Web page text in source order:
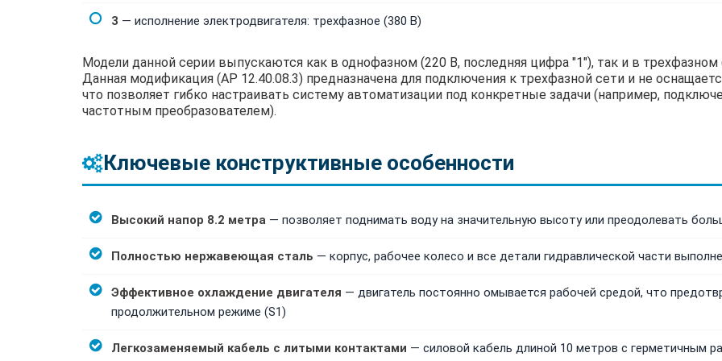
3 — исполнение электродвигателя: трехфазное (380 В)
Модели данной серии выпускаются как в однофазном (220 В, последняя цифра "1"), так и в трехфазном
Данная модификация (AP 12.40.08.3) предназначена для подключения к трехфазной сети и не
что позволяет гибко настраивать систему автоматизации под конкретные задачи (например,
частотным преобразователем).
Ключевые конструктивные особенности
Высокий напор 8.2 метра — позволяет поднимать воду на значительную высоту или преодолевать
Полностью нержавеющая сталь — корпус, рабочее колесо и все детали гидравлической части
Эффективное охлаждение двигателя — двигатель постоянно омывается рабочей средой, что
продолжительном режиме (S1)
Легкозаменяемый кабель с литыми контактами — силовой кабель длиной 10 метров с герметичным